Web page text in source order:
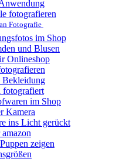
fotografieren
Fotografie
im Shop
und Blusen
Onlineshop
Bekleidung
fotografiert
im Shop
Kamera
ins Licht gerückt
zeigen